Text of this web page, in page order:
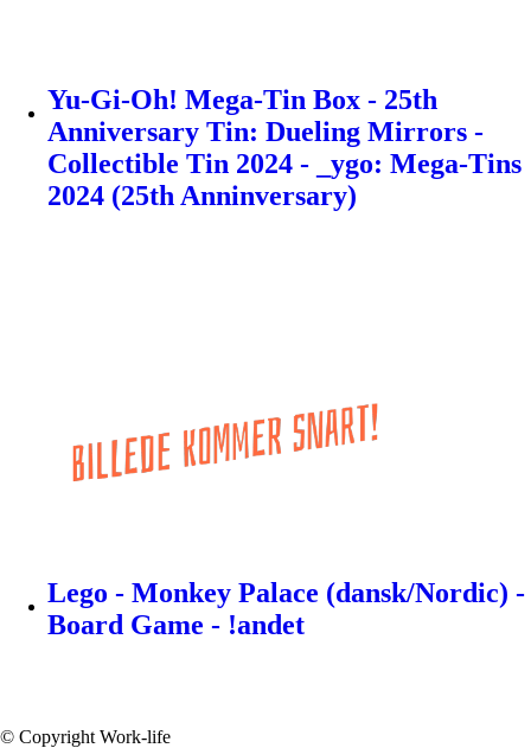
Yu-Gi-Oh! Mega-Tin Box - 25th
Anniversary Tin: Dueling Mirrors -
Collectible Tin 2024 - _ygo: Mega-Tins
2024 (25th Anninversary)
Lego - Monkey Palace (dansk/Nordic) -
Board Game - !andet
© Copyright Work-life